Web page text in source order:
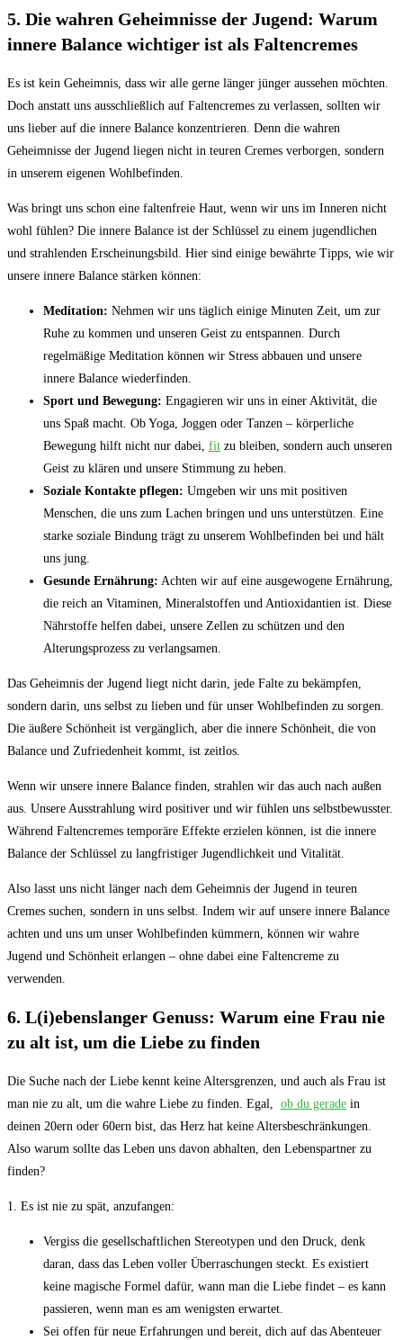
5. Die wahren Geheimnisse der Jugend: Warum
innere Balance wichtiger ist als Faltencremes
Es ist kein Geheimnis, dass wir alle gerne länger jünger aussehen möchten.
⁣Doch anstatt uns ausschließlich auf Faltencremes⁢ zu verlassen, sollten wir
uns lieber⁣ auf ‍die innere Balance ‍konzentrieren. Denn die wahren
Geheimnisse der Jugend liegen nicht in teuren Cremes verborgen,⁣ sondern⁢
in unserem eigenen Wohlbefinden.
Was bringt ⁢uns ​schon​ eine faltenfreie Haut, wenn wir uns im ⁢Inneren‍ nicht
wohl fühlen? Die innere Balance ist der​ Schlüssel zu ‍einem jugendlichen
und strahlenden Erscheinungsbild. Hier​ sind⁣ einige bewährte Tipps, wie wir
​unsere ​innere ‌Balance stärken ‍können:
Meditation: Nehmen ⁢wir uns ‌täglich einige ​Minuten Zeit, um zur
Ruhe zu ‌kommen und unseren⁢ Geist zu entspannen. Durch
regelmäßige⁤ Meditation können wir Stress abbauen und ‍unsere
⁣innere Balance ⁣wiederfinden.
Sport und Bewegung: Engagieren wir uns⁤ in⁣ einer⁢ Aktivität, ‍die
uns ‌Spaß macht. Ob Yoga, Joggen​ oder⁢ Tanzen – körperliche
Bewegung hilft nicht nur dabei, fit zu ⁣bleiben, sondern ⁣auch unseren
⁤Geist zu klären und unsere ‌Stimmung zu⁤ heben.
Soziale Kontakte pflegen: Umgeben wir uns mit positiven
Menschen, die uns zum ​Lachen bringen und ⁢uns unterstützen. Eine
starke soziale Bindung trägt zu unserem Wohlbefinden bei und‌ hält
uns jung.
Gesunde Ernährung: Achten wir⁤ auf eine ausgewogene Ernährung,
die reich an Vitaminen, Mineralstoffen und Antioxidantien ist. Diese⁢
Nährstoffe ⁢helfen dabei, ⁢unsere‍ Zellen ⁤zu schützen und den
‌Alterungsprozess‍ zu verlangsamen.
Das Geheimnis der Jugend liegt⁢ nicht darin, jede ‍Falte zu bekämpfen,
sondern darin, uns selbst zu lieben⁢ und für ⁣unser Wohlbefinden ‌zu sorgen.
Die äußere ‍Schönheit ist vergänglich, aber die innere ⁢Schönheit,⁣ die ​von
Balance und Zufriedenheit kommt, ist zeitlos.
Wenn wir unsere innere Balance ‍finden, strahlen wir das auch nach außen
aus.‍ Unsere Ausstrahlung wird positiver und wir fühlen uns selbstbewusster.‍
Während​ Faltencremes temporäre Effekte erzielen können, ist die innere
Balance der ⁢Schlüssel ⁢zu​ langfristiger Jugendlichkeit und Vitalität.
Also lasst uns ​nicht ‍länger nach dem Geheimnis der Jugend in teuren
Cremes ⁤suchen, sondern in ⁤uns‌ selbst. Indem ​wir ⁤auf unsere ⁢innere ​Balance⁤
achten und uns um unser Wohlbefinden kümmern, ⁢können wir ‍wahre
Jugend und Schönheit ⁢erlangen – ohne dabei eine ⁢Faltencreme ‍zu
verwenden.
6. L(i)ebenslanger Genuss: Warum eine Frau nie
‍zu⁢ alt ist, um die​ Liebe zu finden
Die Suche nach der ⁣Liebe ⁢kennt ⁤keine Altersgrenzen, und auch als Frau ist
⁤man ⁢nie zu alt, um die wahre Liebe ⁣zu finden. Egal, ‍ ob ‍du gerade in
deinen 20ern oder⁤ 60ern bist, das Herz hat keine ⁣Altersbeschränkungen.
Also warum ⁢sollte das Leben uns davon abhalten, ⁣den⁢ Lebenspartner zu
finden?
1. Es ist nie ​zu spät, anzufangen:
Vergiss die gesellschaftlichen ⁢Stereotypen und den Druck, denk
daran, dass das Leben voller​ Überraschungen steckt.⁢ Es existiert
⁣keine magische Formel ⁣dafür, wann man die Liebe findet – es ⁣kann
passieren, wenn man es am wenigsten ⁢erwartet.
Sei offen für neue Erfahrungen und bereit, dich auf das ⁣Abenteuer